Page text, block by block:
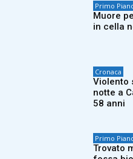
Primo
Muore
in cella
Cronaca
Violento
notte a
58 anni
Primo
Trovato